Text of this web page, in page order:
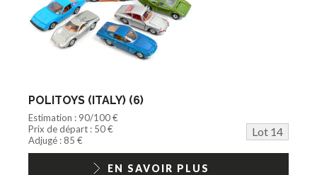
POLITOYS (ITALY) (6)
Estimation : 90/100 €
Prix de départ : 50 €
Lot 14
Adjugé : 85 €
EN SAVOIR PLUS